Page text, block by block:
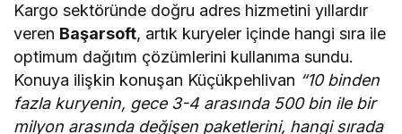
Kargo sektöründe doğru adres hizmetini yıllardır
veren Başarsoft, artık kuryeler içinde hangi sıra ile
optimum dağıtım çözümlerini kullanıma sundu.
Konuya ilişkin konuşan Küçükpehlivan “10 binden
fazla kuryenin, gece 3-4 arasında 500 bin ile bir
milyon arasında değişen paketlerini, hangi sırada